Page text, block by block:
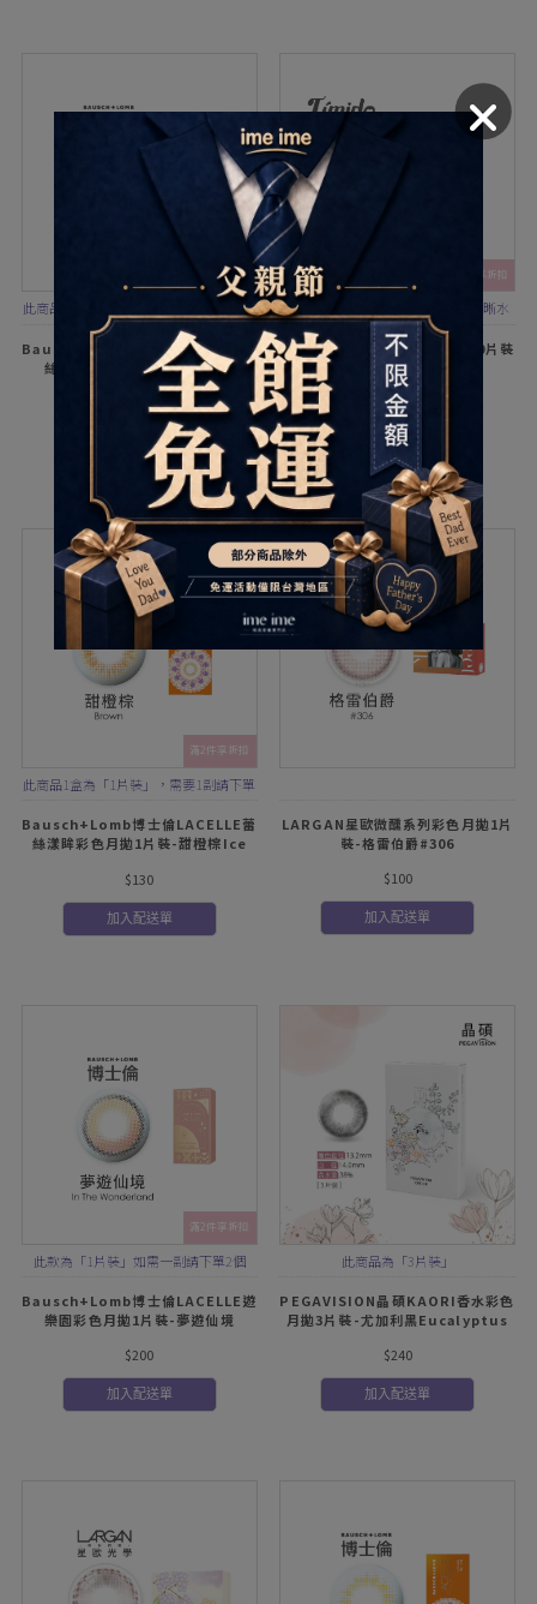
滿2件享折扣
此商品1盒為「1片裝」，需要1副請下單
Bausch+Lomb博士倫LACELLE蕾
絲漾眸彩色月拋1片裝-薰衣草
$130
加入配送單
滿2件享折扣
新一代保濕科技，給你一整天的清晰水
潤！
Timido媞蜜多清潤透明日拋10片裝
$188
加入配送單
滿2件享折扣
此商品1盒為「1片裝」，需要1副請下單
2盒
Bausch+Lomb博士倫LACELLE蕾
絲漾眸彩色月拋1片裝-甜橙棕Ice
$130
加入配送單
實戴LOOKBOOK
LARGAN星歐微醺系列彩色月拋1片
裝-格雷伯爵#306
$100
加入配送單
滿2件享折扣
此款為「1片裝」如需一副請下單2個
Bausch+Lomb博士倫LACELLE遊
樂園彩色月拋1片裝-夢遊仙境
$200
加入配送單
此商品為「3片裝」
PEGAVISION晶碩KAORI香水彩色
月拋3片裝-尤加利黑Eucalyptus
$240
加入配送單